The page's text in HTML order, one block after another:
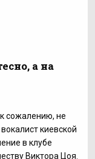
а на
сожалению, не
киевской
в клубе
Виктора Цоя.